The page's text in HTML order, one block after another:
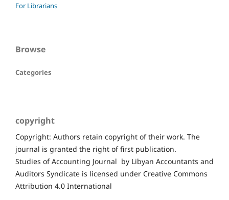
For Librarians
Browse
Categories
copyright
Copyright: Authors retain copyright of their work. The
journal is granted the right of first publication.
Studies of Accounting Journal by Libyan Accountants and
Auditors Syndicate is licensed under Creative Commons
Attribution 4.0 International